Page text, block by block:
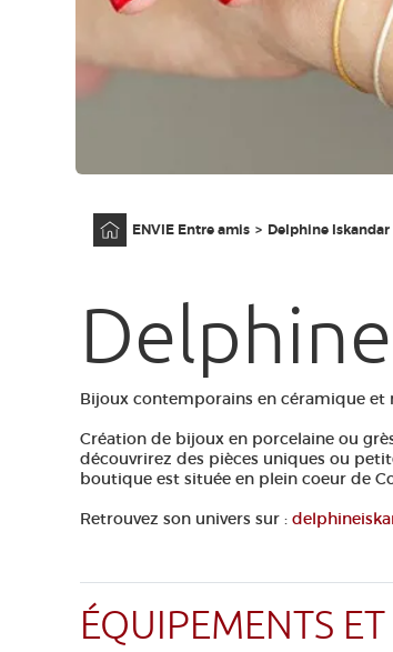
ENVIE Entre amis Delphine Iskandar
Bijoux contemporains en céramique
Création de bijoux en porcelaine ou
découvrirez des pièces uniques ou
boutique est située en plein coeur de
Retrouvez son univers sur :
ÉQUIPEMENTS ET